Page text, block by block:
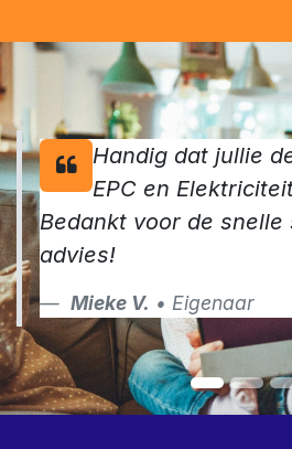
Handig dat jullie
EPC en
Bedankt voor de snelle
advies!
Mieke V. • Eigenaar